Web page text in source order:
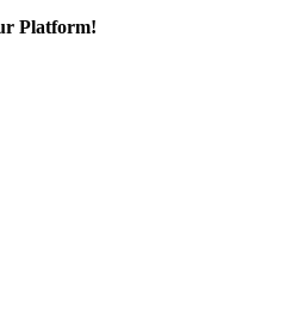
Platform!